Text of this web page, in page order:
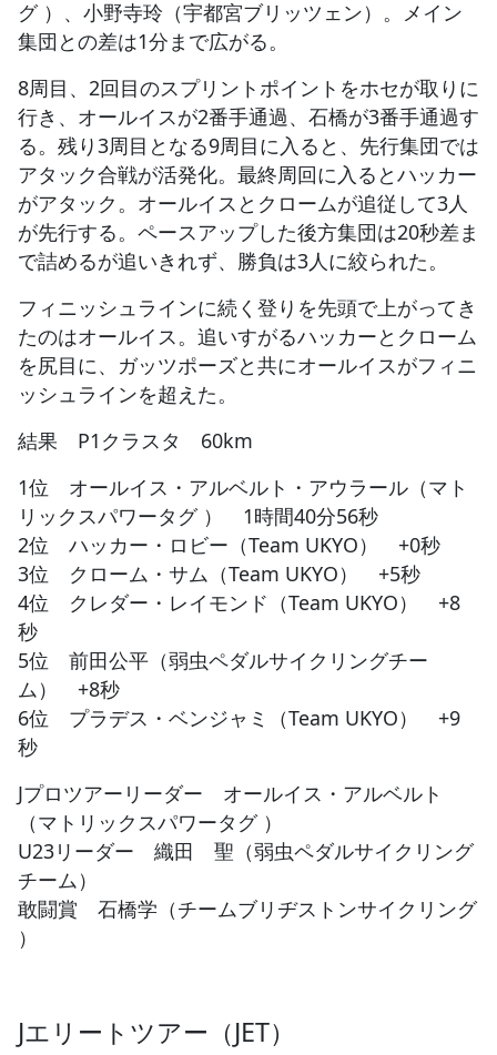
グ ）、小野寺玲（宇都宮ブリッツェン）。メイン
集団との差は1分まで広がる。
8周目、2回目のスプリントポイントをホセが取りに
行き、オールイスが2番手通過、石橋が3番手通過す
る。残り3周目となる9周目に入ると、先行集団では
アタック合戦が活発化。最終周回に入るとハッカー
がアタック。オールイスとクロームが追従して3人
が先行する。ペースアップした後方集団は20秒差ま
で詰めるが追いきれず、勝負は3人に絞られた。
フィニッシュラインに続く登りを先頭で上がってき
たのはオールイス。追いすがるハッカーとクローム
を尻目に、ガッツポーズと共にオールイスがフィニ
ッシュラインを超えた。
結果 P1クラスタ 60km
1位 オールイス・アルベルト・アウラール（マト
リックスパワータグ ） 1時間40分56秒
2位 ハッカー・ロビー（Team UKYO） +0秒
3位 クローム・サム（Team UKYO） +5秒
4位 クレダー・レイモンド（Team UKYO） +8
秒
5位 前田公平（弱虫ペダルサイクリングチー
ム） +8秒
6位 プラデス・ベンジャミ（Team UKYO） +9
秒
Jプロツアーリーダー オールイス・アルベルト
（マトリックスパワータグ ）
U23リーダー 織田 聖（弱虫ペダルサイクリング
チーム）
敢闘賞 石橋学（チームブリヂストンサイクリング
）
Jエリートツアー（JET）